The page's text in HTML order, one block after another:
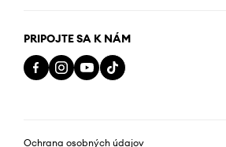
PRIPOJTE SA K NÁM
Ochrana osobných údajov